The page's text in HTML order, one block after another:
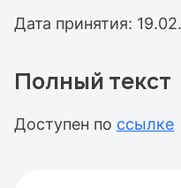
Дата принятия:
Полный текст
Доступен по ссылке